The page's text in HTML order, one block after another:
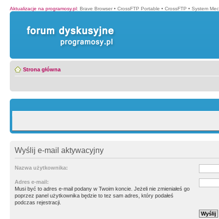
Aktualizacje na programosy.pl: Brave Browser • CrossFTP Portable • CrossFTP • System
Strona główna
Wyślij e-mail aktywacyjny
Nazwa użytkownika:
Adres e-mail:
Musi być to adres e-mail podany w Twoim koncie. Jeżeli nie zmieniałeś go
poprzez panel użytkownika będzie to tez sam adres, który podałeś
podczas rejestracji.